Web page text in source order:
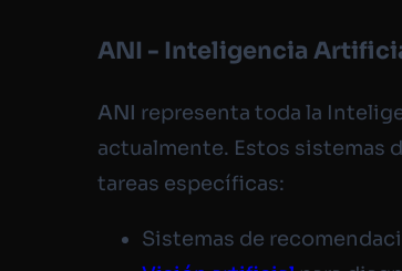
ANI - Inteligencia
ANI representa toda la
actualmente. Estos sistemas
tareas específicas:
Sistemas de